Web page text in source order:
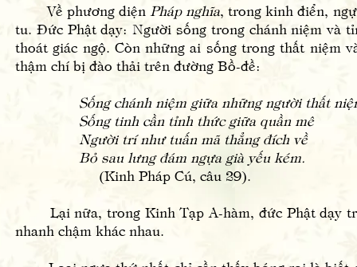
Về phương diện Pháp nghĩa, trong kinh điển,
tu. Đức Phật dạy: Người sống trong chánh niệm và
thoát giác ngộ. Còn những ai sống trong thất niệm
thậm chí bị đào thải trên đường Bồ-đề:
Sống chánh niệm giữa những người thất
Sống tinh cần tỉnh thức giữa quần mê
Người trí như tuấn mã thẳng đích về
Bỏ sau lưng đám ngựa già yếu kém.
(Kinh Pháp Cú, câu 29).
Lại nữa, trong Kinh Tạp A-hàm, đức Phật dạy
nhanh chậm khác nhau.